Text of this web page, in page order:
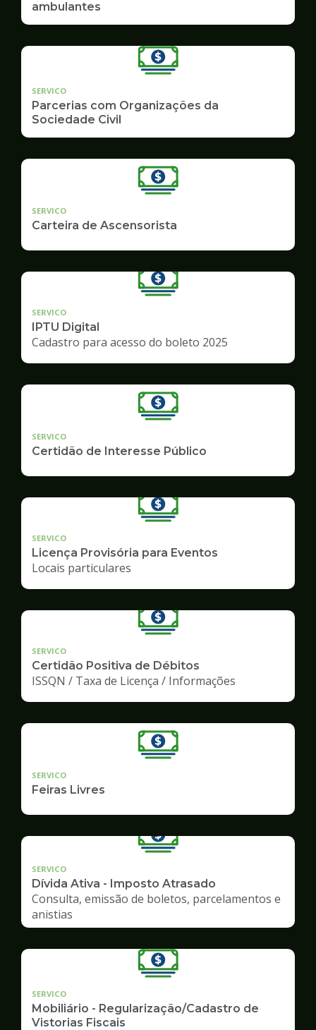
ambulantes
SERVICO
Parcerias com Organizações da
Sociedade Civil
SERVICO
Carteira de Ascensorista
SERVICO
IPTU Digital
Cadastro para acesso do boleto 2025
SERVICO
Certidão de Interesse Público
SERVICO
Licença Provisória para Eventos
Locais particulares
SERVICO
Certidão Positiva de Débitos
ISSQN / Taxa de Licença / Informações
SERVICO
Feiras Livres
SERVICO
Dívida Ativa - Imposto Atrasado
Consulta, emissão de boletos, parcelamentos e
anistias
SERVICO
Mobiliário - Regularização/Cadastro de
Vistorias Fiscais